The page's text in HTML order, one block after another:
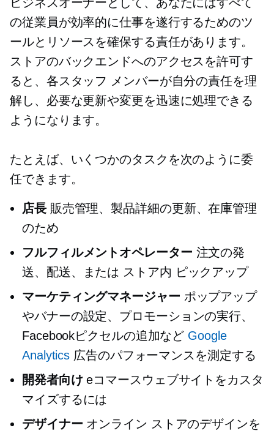
の従業員が効率的に仕事を遂行するためのツ
ールとリソースを確保する責任があります。
ストアのバックエンドへのアクセスを許可す
ると、各スタッフ メンバーが自分の責任を理
解し、必要な更新や変更を迅速に処理できる
ようになります。
たとえば、いくつかのタスクを次のように委
任できます。
店長販売管理、製品詳細の更新、在庫管理
のため
フルフィルメントオペレーター 注文の発
送、配送、または ストア内 ピックアップ
マーケティングマネージャー ポップアップ
やバナーの設定、プロモーションの実行、
Facebookピクセルの追加など Google
Analytics 広告のパフォーマンスを測定する
開発者向け eコマースウェブサイトをカスタ
マイズするには
デザイナー オンライン ストアのデザインを